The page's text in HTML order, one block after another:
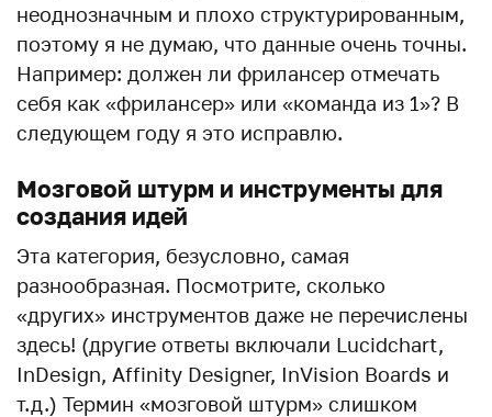
неоднозначным и плохо структурированным,
поэтому я не думаю, что данные очень точны.
Например: должен ли фрилансер отмечать
себя как «фрилансер» или «команда из 1»? В
следующем году я это исправлю.
Мозговой штурм и инструменты для
создания идей
Эта категория, безусловно, самая
разнообразная. Посмотрите, сколько
«других» инструментов даже не перечислены
здесь! (другие ответы включали Lucidchart,
InDesign, Affinity Designer, InVision Boards и
т.д.) Термин «мозговой штурм» слишком